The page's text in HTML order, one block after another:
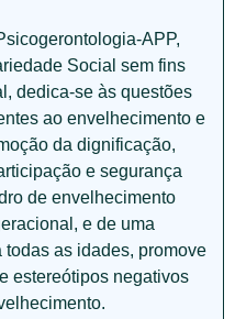
APP,
Social sem fins
dedica-se às questões
ao envelhecimento e
da dignificação,
e segurança
de envelhecimento
e de uma
as idades, promove
estereótipos negativos